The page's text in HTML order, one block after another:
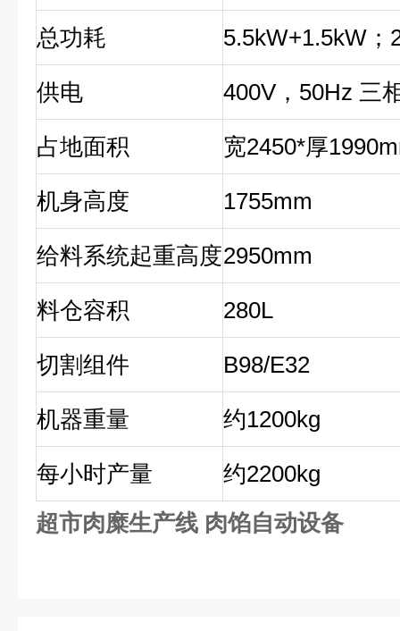
总功耗 5.5kW+1.5kW
供电 400V ，50Hz 三
占地面积 宽2450*厚
机身高度 1755mm
给料系统起重高度2950mm
料仓容积 280L
切割组件 B98/E32
机器重量 约1200kg
每小时产量
约2200kg
超市肉糜生产线 肉馅自动设备